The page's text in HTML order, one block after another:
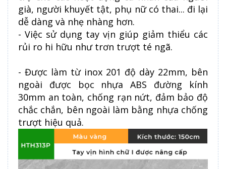
già, người khuyết tật, phụ nữ có thai... đi lại
dễ dàng và nhẹ nhàng hơn.
- Việc sử dụng tay vịn giúp giảm thiểu các
rủi ro hi hữu như trơn trượt té ngã.
- Được làm từ inox 201 độ dày 22mm, bên
ngoài được bọc nhựa ABS đường kính
30mm an toàn, chống rạn nứt, đảm bảo độ
chắc chắn, bên ngoài làm bằng nhựa chống
trượt hiệu quả.